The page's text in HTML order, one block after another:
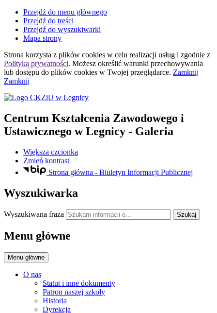
Przejdź do menu głównego
Przejdź do treści
Przejdź do wyszukiwarki
Mapa strony
Strona korzysta z plików cookies w celu realizacji usług i zgodnie z
Polityką prywatności. Możesz określić warunki przechowywania
lub dostępu do plików cookies w Twojej przeglądarce. Zamknij
Zamknij
Centrum Kształcenia Zawodowego i
Ustawicznego w Legnicy - Galeria
Większa czcionka
Zmień kontrast
Strona główna - Biuletyn Informacji Publicznej
Wyszukiwarka
Wyszukiwana fraza Szukaj
Menu główne
Menu główne
O nas
Statut i inne dokumenty
Patron naszej szkoły
Historia
Dyrekcja